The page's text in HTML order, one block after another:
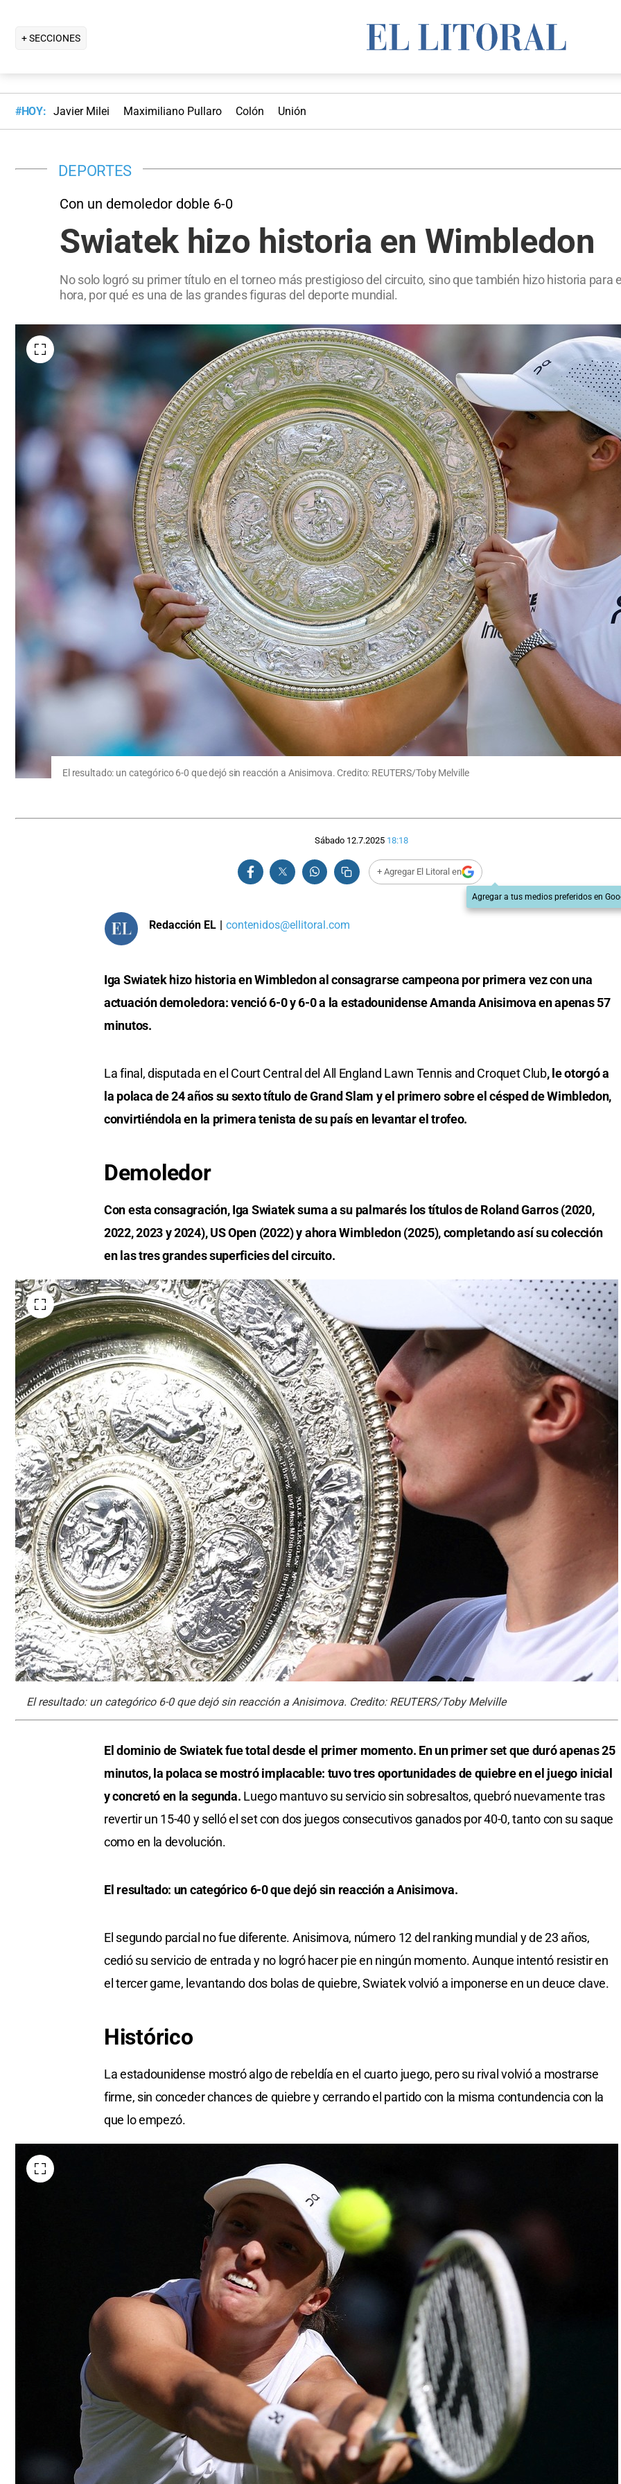
+ SECCIONES
#HOY: Javier Milei Maximiliano Pullaro Colón Unión
DEPORTES
Con un demoledor doble 6-0
Swiatek hizo historia en Wimbledon
No solo logró su primer título en el torneo más prestigioso del circuito, sino que también hizo historia para
hora, por qué es una de las grandes figuras del deporte mundial.
El resultado: un categórico 6-0 que dejó sin reacción a Anisimova. Credito: REUTERS/Toby Melville
Sábado 12.7.2025 18:18
+ Agregar El Litoral en
Agregar a tus medios preferidos en
Redacción EL | contenidos@ellitoral.com
Iga Swiatek hizo historia en Wimbledon al consagrarse campeona por primera vez con una
actuación demoledora: venció 6-0 y 6-0 a la estadounidense Amanda Anisimova en apenas 57
minutos.
La final, disputada en el Court Central del All England Lawn Tennis and Croquet Club, le otorgó a
la polaca de 24 años su sexto título de Grand Slam y el primero sobre el césped de Wimbledon,
convirtiéndola en la primera tenista de su país en levantar el trofeo.
Demoledor
Con esta consagración, Iga Swiatek suma a su palmarés los títulos de Roland Garros (2020,
2022, 2023 y 2024), US Open (2022) y ahora Wimbledon (2025), completando así su colección
en las tres grandes superficies del circuito.
El resultado: un categórico 6-0 que dejó sin reacción a Anisimova. Credito: REUTERS/Toby Melville
El dominio de Swiatek fue total desde el primer momento. En un primer set que duró apenas 25
minutos, la polaca se mostró implacable: tuvo tres oportunidades de quiebre en el juego inicial
y concretó en la segunda. Luego mantuvo su servicio sin sobresaltos, quebró nuevamente tras
revertir un 15-40 y selló el set con dos juegos consecutivos ganados por 40-0, tanto con su saque
como en la devolución.
El resultado: un categórico 6-0 que dejó sin reacción a Anisimova.
El segundo parcial no fue diferente. Anisimova, número 12 del ranking mundial y de 23 años,
cedió su servicio de entrada y no logró hacer pie en ningún momento. Aunque intentó resistir en
el tercer game, levantando dos bolas de quiebre, Swiatek volvió a imponerse en un deuce clave.
Histórico
La estadounidense mostró algo de rebeldía en el cuarto juego, pero su rival volvió a mostrarse
firme, sin conceder chances de quiebre y cerrando el partido con la misma contundencia con la
que lo empezó.